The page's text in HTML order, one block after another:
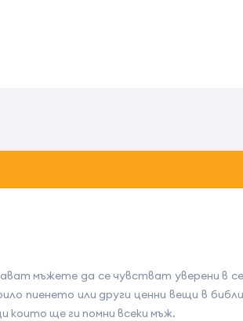
мъжете да се чувстват уверени в
пиенето или други ценни вещи в
които ще ги помни всеки мъж.